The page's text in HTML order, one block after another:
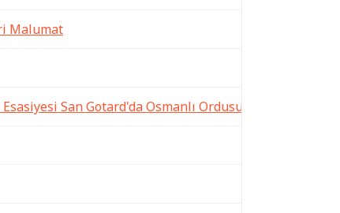
Malumat
San Gotard'da Osmanlı Ordusu